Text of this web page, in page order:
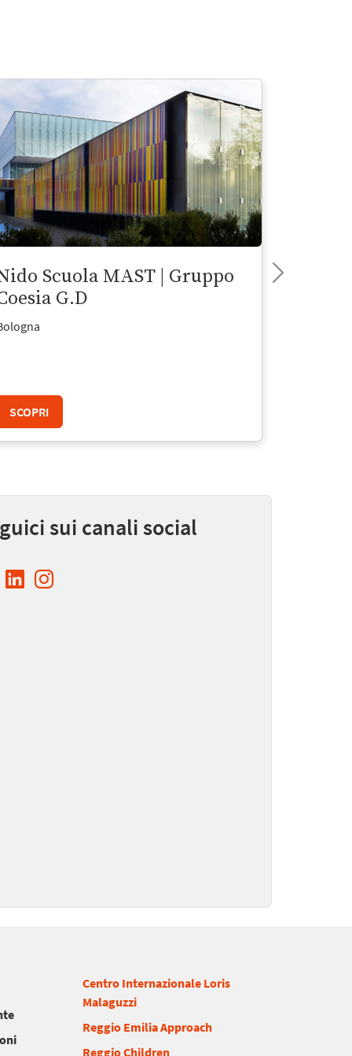
Scuola MAST | Gruppo
G.D
SCOPRI
sui canali social
Centro Internazionale Loris
Malaguzzi
Reggio Emilia Approach
Reggio Children